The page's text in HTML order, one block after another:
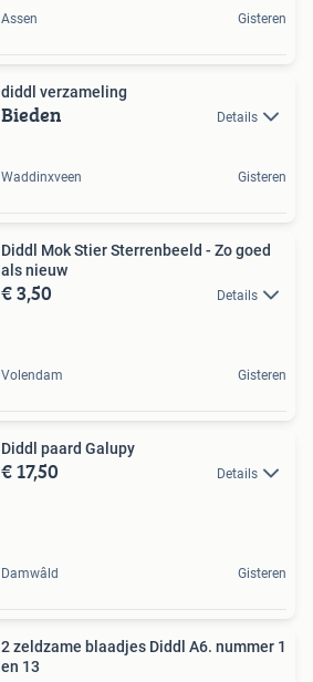
Assen Gisteren
diddl verzameling
Bieden Details
Waddinxveen Gisteren
Diddl Mok Stier Sterrenbeeld - Zo goed
als nieuw
€ 3,50 Details
Volendam Gisteren
Diddl paard Galupy
€ 17,50 Details
Damwâld Gisteren
2 zeldzame blaadjes Diddl A6. nummer 1
en 13